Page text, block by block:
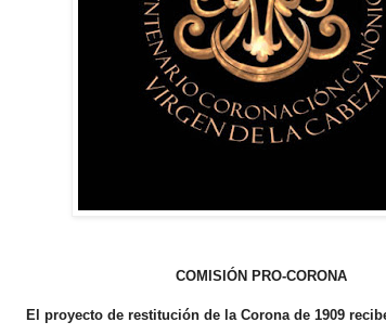
COMISIÓN PRO-CORONA
El proyecto de restitución de la Corona de 1909